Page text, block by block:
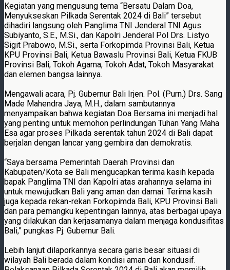
Kegiatan yang mengusung tema “Bersatu Dalam Doa,
Menyukseskan Pilkada Serentak 2024 di Bali” tersebut
dihadiri langsung oleh Panglima TNI Jenderal TNI Agus
Subiyanto, S.E., M.Si., dan Kapolri Jenderal Pol Drs. Listyo
Sigit Prabowo, M.Si., serta Forkopimda Provinsi Bali, Ketua
KPU Provinsi Bali, ⁠Ketua Bawaslu Provinsi Bali, Ketua FKUB
Provinsi Bali, Tokoh Agama, Tokoh Adat, Tokoh Masyarakat
dan elemen bangsa lainnya.
Mengawali acara, Pj. Gubernur Bali Irjen. Pol. (Purn.) Drs. Sang
Made Mahendra Jaya, M.H., dalam sambutannya
menyampaikan bahwa kegiatan Doa Bersama ini menjadi hal
yang penting untuk memohon perlindungan Tuhan Yang Maha
Esa agar proses Pilkada serentak tahun 2024 di Bali dapat
berjalan dengan lancar yang gembira dan demokratis.
“Saya bersama Pemerintah Daerah Provinsi dan
Kabupaten/Kota se Bali mengucapkan terima kasih kepada
bapak Panglima TNI dan Kapolri atas arahannya selama ini
untuk mewujudkan Bali yang aman dan damai. Terima kasih
juga kepada rekan-rekan Forkopimda Bali, KPU Provinsi Bali
dan para pemangku kepentingan lainnya, atas berbagai upaya
yang dilakukan dan kerjasamanya dalam menjaga kondusifitas
Bali,” pungkas Pj. Gubernur Bali.
Lebih lanjut dilaporkannya secara garis besar situasi di
wilayah Bali berada dalam kondisi aman dan kondusif.